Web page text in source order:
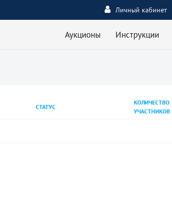
Личный кабинет
Аукционы Инструкции
СТАТУС
КОЛИЧЕСТВО
УЧАСТНИКОВ